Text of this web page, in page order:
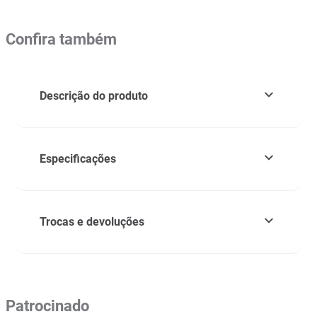
Confira também
Descrição do produto
Especificações
Trocas e devoluções
Patrocinado